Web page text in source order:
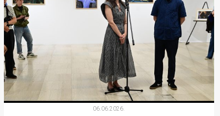
06.06.2026.